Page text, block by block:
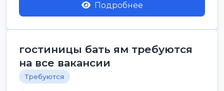
Подробнее
гостиницы бать ям требуются
на все вакансии
Требуются